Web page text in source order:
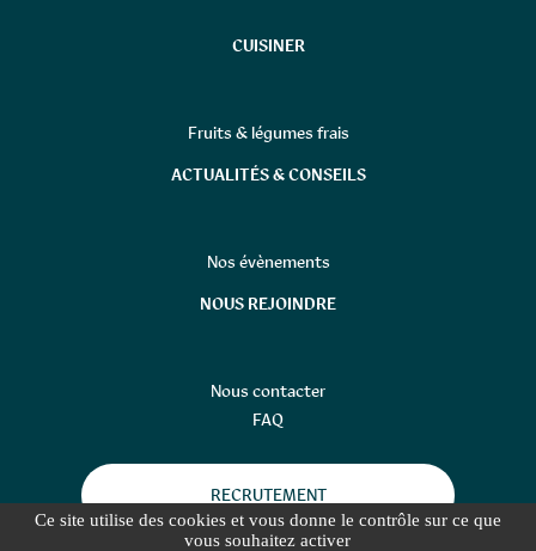
Ce site utilise des cookies et vous donne le contrôle sur ce que
vous souhaitez activer
CUISINER
Fruits & légumes frais
ACTUALITÉS & CONSEILS
Nos évènements
NOUS REJOINDRE
Nous contacter
FAQ
RECRUTEMENT